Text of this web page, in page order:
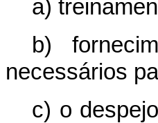
a)
b)
necessários
c) o